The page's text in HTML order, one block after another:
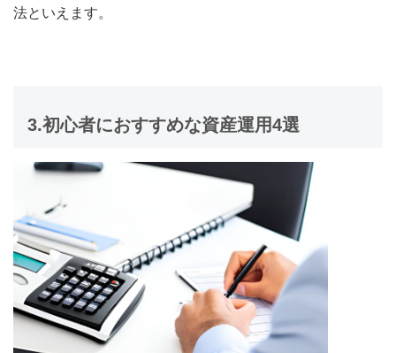
法といえます。
3.初心者におすすめな資産運用4選